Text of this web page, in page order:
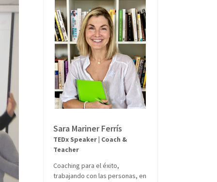
Sara Mariner Ferrís
TEDx Speaker | Coach &
Teacher
Coaching para el éxito,
trabajando con las personas, en